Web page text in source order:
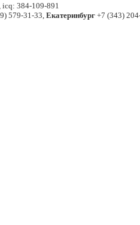
icq: 384-109-891
579-31-33,Екатеринбург +7 (343)